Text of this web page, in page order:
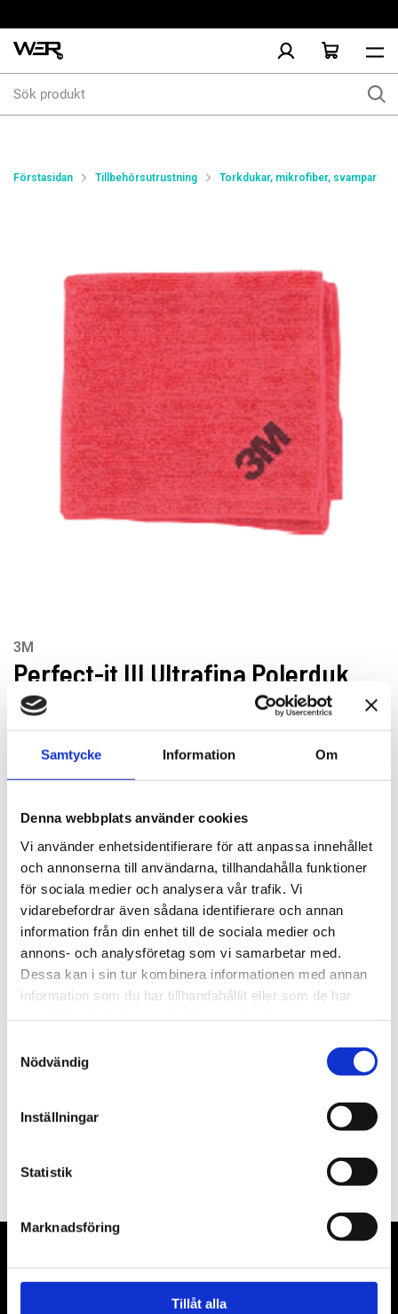
Samtycke Information Om
Denna webbplats använder cookies
Vi använder enhetsidentifierare för att anpassa innehållet
och annonserna till användarna, tillhandahålla funktioner
för sociala medier och analysera vår trafik. Vi
vidarebefordrar även sådana identifierare och annan
information från din enhet till de sociala medier och
annons- och analysföretag som vi samarbetar med.
Dessa kan i sin tur kombinera informationen med annan
information som du har tillhandahållit eller som de har
Nödvändig
Inställningar
Statistik
Marknadsföring
Tillåt alla
produkt
Förstasidan Tillbehörsutrustning Torkdukar, mikrofiber, svampar
3M
Perfect-it III Ultrafina Polerduk
Artikelnr: 50489
Rekommenderat pris: 42.00 kr
Lägg i varukorgen
Beskrivning